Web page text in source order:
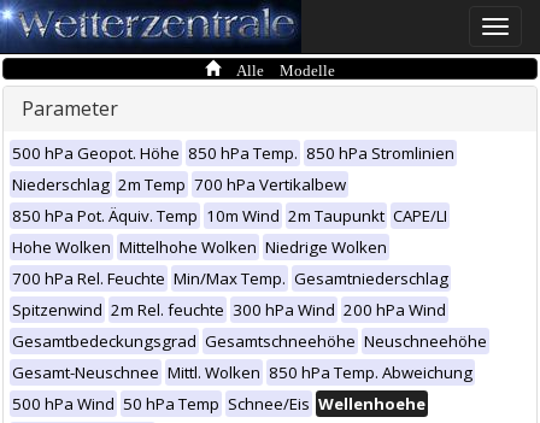
Toggle
Alle Modelle
Parameter
500 hPa Geopot. Höhe 850 hPa Temp. 850 hPa Stromlinien
Niederschlag 2m Temp 700 hPa Vertikalbew
850 hPa Pot. Äquiv. Temp 10m Wind 2m Taupunkt CAPE/LI
Hohe Wolken Mittelhohe Wolken Niedrige Wolken
700 hPa Rel. Feuchte Min/Max Temp. Gesamtniederschlag
Spitzenwind 2m Rel. feuchte 300 hPa Wind 200 hPa Wind
Gesamtbedeckungsgrad Gesamtschneehöhe Neuschneehöhe
Gesamt-Neuschnee Mittl. Wolken 850 hPa Temp. Abweichung
500 hPa Wind 50 hPa Temp Schnee/Eis Wellenhoehe